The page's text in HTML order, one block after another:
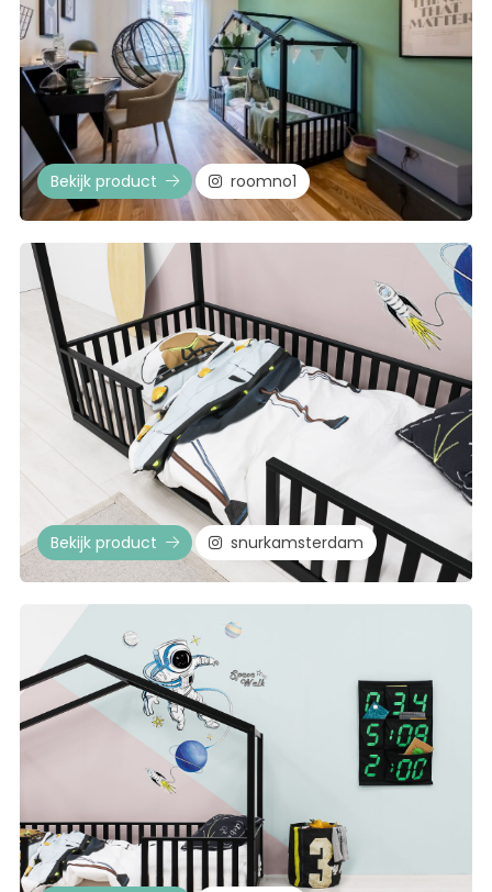
Bekijk product roomno1
Bekijk product snurkamsterdam